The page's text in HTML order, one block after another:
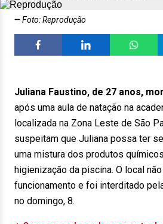
Foto: Reprodução
Juliana Faustino, de 27 anos,
após uma aula de natação na
localizada na Zona Leste de São
suspeitam que Juliana possa ter
uma mistura dos produtos
higienização da piscina. O local
funcionamento e foi interditado
no domingo, 8.